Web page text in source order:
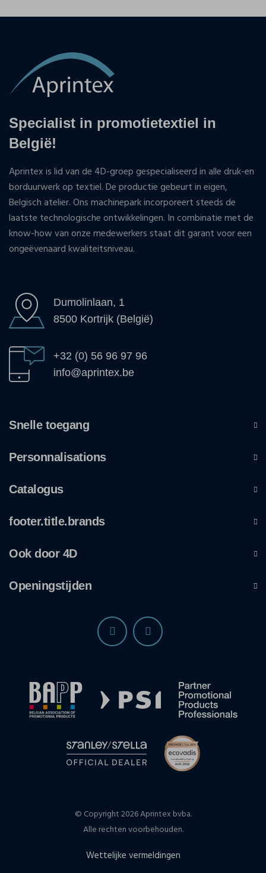
Specialist in promotietextiel in
België!
Aprintex is lid van de 4D-groep gespecialiseerd in alle druk-en
borduurwerk op textiel. De productie gebeurt in eigen,
Belgisch atelier. Ons machinepark incorporeert steeds de
laatste technologische ontwikkelingen. In combinatie met de
know-how van onze medewerkers staat dit garant voor een
ongeëvenaard kwaliteitsniveau.
Dumolinlaan, 1
8500 Kortrijk (België)
+32 (0) 56 96 97 96
info@aprintex.be
Snelle toegang
Personnalisations
Catalogus
footer.title.brands
Ook door 4D
Openingstijden
© Copyright 2026 Aprintex bvba.
Alle rechten voorbehouden.
Wettelijke vermeldingen